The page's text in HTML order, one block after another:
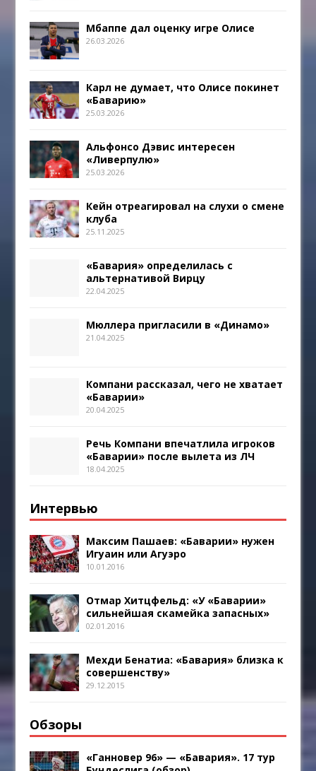
Мбаппе дал оценку игре Олисе
26.03.2026
Карл не думает, что Олисе покинет
«Баварию»
25.03.2026
Альфонсо Дэвис интересен
«Ливерпулю»
25.03.2026
Кейн отреагировал на слухи о смене
клуба
25.11.2025
«Бавария» определилась с
альтернативой Вирцу
22.04.2025
Мюллера пригласили в «Динамо»
21.04.2025
Компани рассказал, чего не хватает
«Баварии»
20.04.2025
Речь Компани впечатлила игроков
«Баварии» после вылета из ЛЧ
18.04.2025
Интервью
Максим Пашаев: «Баварии» нужен
Игуаин или Агуэро
10.01.2016
Отмар Хитцфельд: «У «Баварии»
сильнейшая скамейка запасных»
02.01.2016
Мехди Бенатиа: «Бавария» близка к
совершенству»
29.12.2015
Обзоры
«Ганновер 96» — «Бавария». 17 тур